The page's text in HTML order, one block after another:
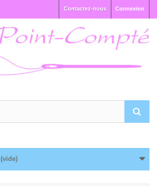
Connexion
Contactez-nous
(vide)